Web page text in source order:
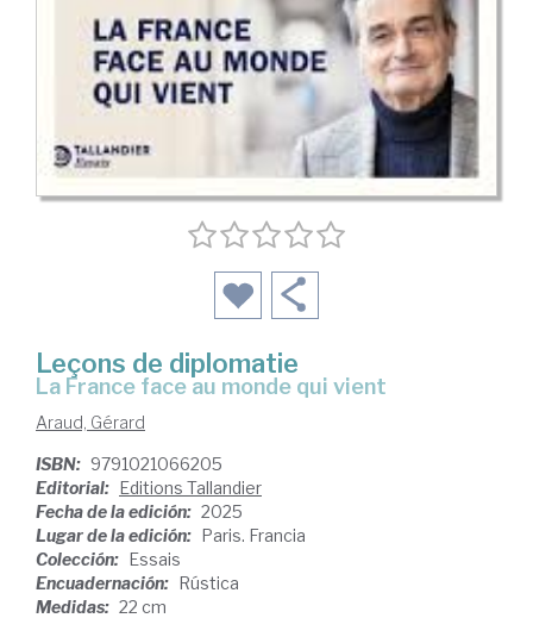
Leçons de diplomatie
La France face au monde qui vient
Araud, Gérard
ISBN: 9791021066205
Editorial: Editions Tallandier
Fecha de la edición: 2025
Lugar de la edición: Paris. Francia
Colección: Essais
Encuadernación: Rústica
Medidas: 22 cm